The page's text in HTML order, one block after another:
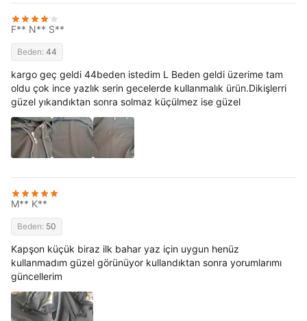
F** N** S**
Beden: 44
kargo geç geldi 44beden istedim L Beden geldi üzerime tam
oldu çok ince yazlık serin gecelerde kullanmalık ürün.Dikişlerri
güzel yıkandıktan sonra solmaz küçülmez ise güzel
M** K**
Beden: 50
Kapşon küçük biraz ilk bahar yaz için uygun henüz
kullanmadım güzel görünüyor kullandıktan sonra yorumlarımı
güncellerim